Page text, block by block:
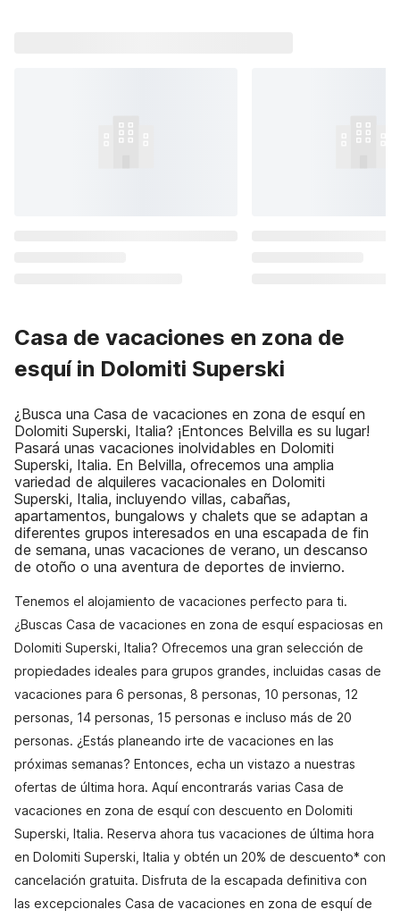
Casa de vacaciones en zona de
esquí in Dolomiti Superski
¿Busca una Casa de vacaciones en zona de esquí en
Dolomiti Superski, Italia? ¡Entonces Belvilla es su lugar!
Pasará unas vacaciones inolvidables en Dolomiti
Superski, Italia. En Belvilla, ofrecemos una amplia
variedad de alquileres vacacionales en Dolomiti
Superski, Italia, incluyendo villas, cabañas,
apartamentos, bungalows y chalets que se adaptan a
diferentes grupos interesados en una escapada de fin
de semana, unas vacaciones de verano, un descanso
de otoño o una aventura de deportes de invierno.
Tenemos el alojamiento de vacaciones perfecto para ti.
¿Buscas Casa de vacaciones en zona de esquí espaciosas en
Dolomiti Superski, Italia? Ofrecemos una gran selección de
propiedades ideales para grupos grandes, incluidas casas de
vacaciones para 6 personas, 8 personas, 10 personas, 12
personas, 14 personas, 15 personas e incluso más de 20
personas. ¿Estás planeando irte de vacaciones en las
próximas semanas? Entonces, echa un vistazo a nuestras
ofertas de última hora. Aquí encontrarás varias Casa de
vacaciones en zona de esquí con descuento en Dolomiti
Superski, Italia. Reserva ahora tus vacaciones de última hora
en Dolomiti Superski, Italia y obtén un 20% de descuento* con
cancelación gratuita. Disfruta de la escapada definitiva con
las excepcionales Casa de vacaciones en zona de esquí de